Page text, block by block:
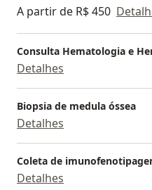
A partir de R$ 450
Consulta Hematologia e
Detalhes
Biopsia de medula óssea
Detalhes
Coleta de
Detalhes